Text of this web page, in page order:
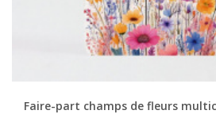
Faire-part champs de fleurs